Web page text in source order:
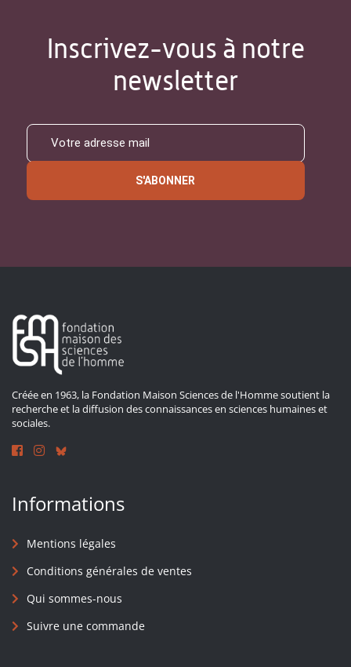
Inscrivez-vous à notre
newsletter
S'ABONNER
Créée en 1963, la Fondation Maison Sciences de l'Homme soutient la
recherche et la diffusion des connaissances en sciences humaines et
sociales.
Informations
Mentions légales
Conditions générales de ventes
Qui sommes-nous
Suivre une commande